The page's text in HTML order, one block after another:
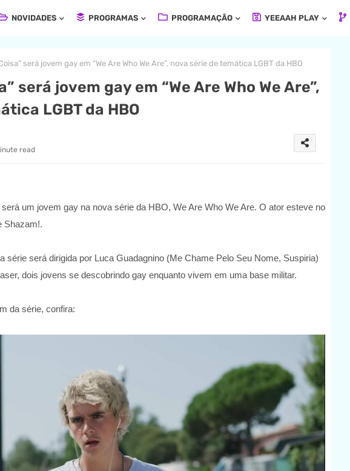
NOVIDADES PROGRAMAS PROGRAMAÇÃO YEEAAH PLAY
será jovem gay em “We Are Who We Are”, nova série de temática LGBT da HBO
será jovem gay em “We Are Who We Are”,
LGBT da HBO
read
um jovem gay na nova série da HBO, We Are Who We Are. O ator esteve no
Shazam!.
série será dirigida por Luca Guadagnino (Me Chame Pelo Seu Nome, Suspiria)
dois jovens se descobrindo gay enquanto vivem em uma base militar.
da série, confira: